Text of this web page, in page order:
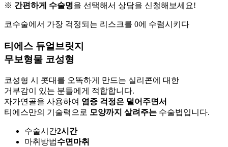
※ 간편하게 수술명을 선택해서 상담을 신청해보세요!
코수술에서 가장 걱정되는 리스크를 0에 수렴시키다
티에스 듀얼브릿지
무보형물 코성형
코성형 시 콧대를 오똑하게 만드는 실리콘에 대한
거부감이 있는 분들에게 적합합니다.
자가연골을 사용하여 염증 걱정은 덜어주면서
티에스만의 기술력으로 모양까지 살려주는 수술법입니다.
수술시간2시간
마취방법수면마취